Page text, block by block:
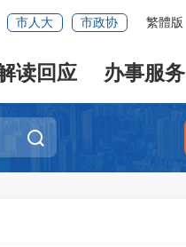
市人大 市政协 繁體版
读回应 办事服务